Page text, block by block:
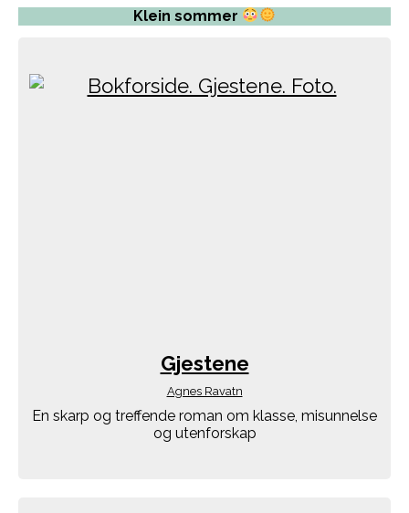
Klein sommer
Gjestene
Agnes Ravatn
En skarp og treffende roman om klasse, misunnelse
og utenforskap